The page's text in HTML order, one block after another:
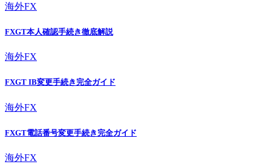
海外FX
FXGT本人確認手続き徹底解説
海外FX
FXGT IB変更手続き完全ガイド
海外FX
FXGT電話番号変更手続き完全ガイド
海外FX